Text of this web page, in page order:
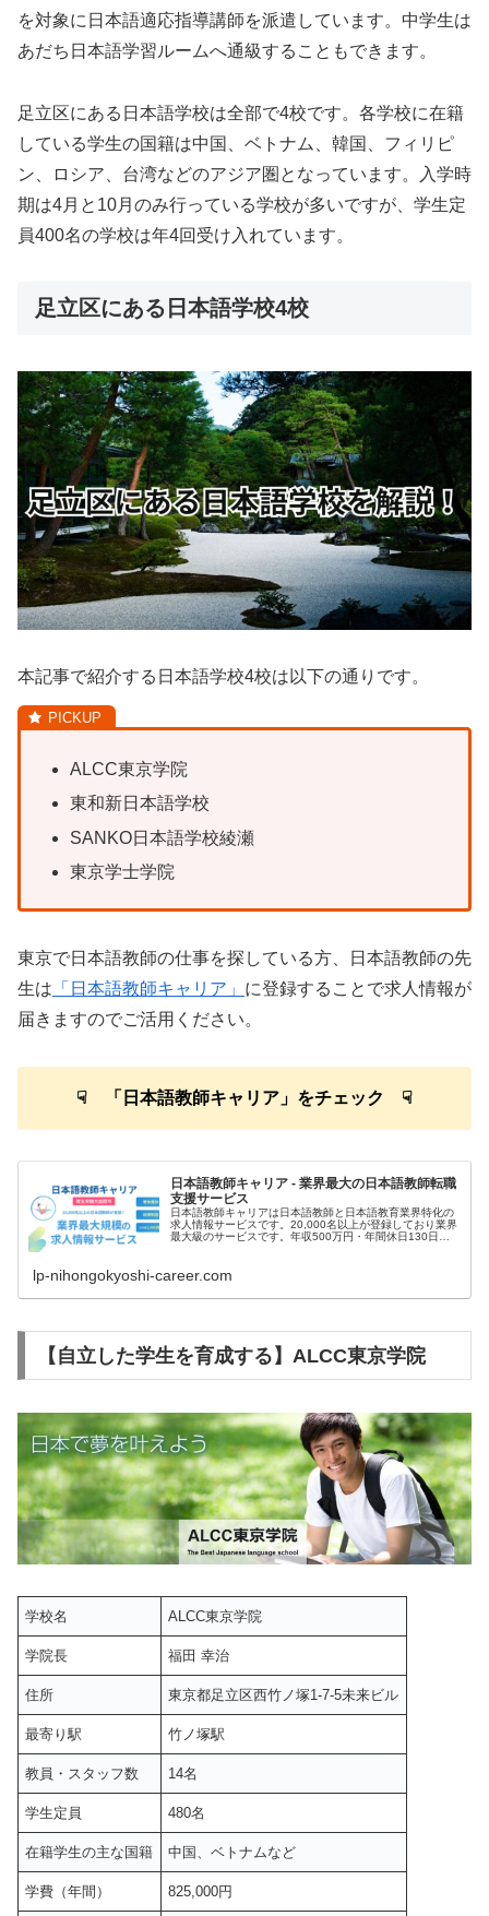
を対象に日本語適応指導講師を派遣しています。中学生は
あだち日本語学習ルームへ通級することもできます。
足立区にある日本語学校は全部で4校です。各学校に在籍
している学生の国籍は中国、ベトナム、韓国、フィリピ
ン、ロシア、台湾などのアジア圏となっています。入学時
期は4月と10月のみ行っている学校が多いですが、学生定
員400名の学校は年4回受け入れています。
足立区にある日本語学校4校
本記事で紹介する日本語学校4校は以下の通りです。
ALCC東京学院
東和新日本語学校
SANKO日本語学校綾瀬
東京学士学院
東京で日本語教師の仕事を探している方、日本語教師の先
生は 「日本語教師キャリア」 に登録することで求人情報が
届きますのでご活用ください。
☟ 「日本語教師キャリア」をチェック ☟
日本語教師キャリア - 業界最大の日本語教師転職
支援サービス
日本語教師キャリアは日本語教師と日本語教育業界特化の
求人情報サービスです。20,000名以上が登録しており業界
最大級のサービスです。年収500万円・年間休日130日な
lp-nihongokyoshi-career.com
【自立した学生を育成する】ALCC東京学院
学校名 ALCC東京学院
学院長 福田 幸治
住所 東京都足立区西竹ノ塚1-7-5未来ビル
最寄り駅 竹ノ塚駅
教員・スタッフ数 14名
学生定員 480名
在籍学生の主な国籍 中国、ベトナムなど
学費（年間） 825,000円